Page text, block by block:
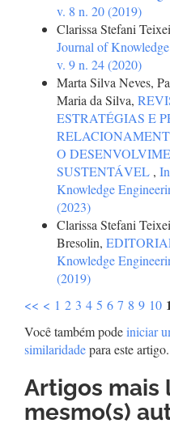
v. 8 n. 20 (2019)
Clarissa Stefani
Journal of
v. 9 n. 24 (2020)
Marta Silva Neves,
Maria da Silva,
ESTRATÉGIAS E
O
SUSTENTÁVEL ,
Knowledge
(2023)
Clarissa Stefani
Bresolin,
Knowledge
(2019)
<< < 1 2 3 4 5 6 7 8 9 10
Você também podeiniciar
similaridadepara este artigo.
Artigos mais
mesmo(s)